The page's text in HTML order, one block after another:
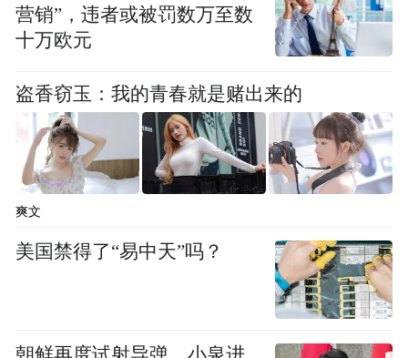
营销”，违者或被罚数万至数
十万欧元
盗香窃玉：我的青春就是赌出来的
爽文
美国禁得了“易中天”吗？